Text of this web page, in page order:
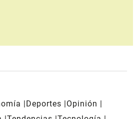
Deportes
Opinión